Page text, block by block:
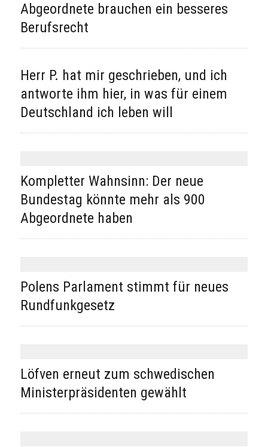
Abgeordnete brauchen ein besseres
Berufsrecht
Herr P. hat mir geschrieben, und ich
antworte ihm hier, in was für einem
Deutschland ich leben will
Kompletter Wahnsinn: Der neue
Bundestag könnte mehr als 900
Abgeordnete haben
Polens Parlament stimmt für neues
Rundfunkgesetz
Löfven erneut zum schwedischen
Ministerpräsidenten gewählt